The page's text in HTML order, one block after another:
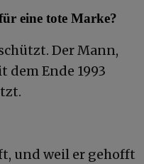
eine tote Marke?
Der Mann,
dem Ende 1993
und weil er gehofft